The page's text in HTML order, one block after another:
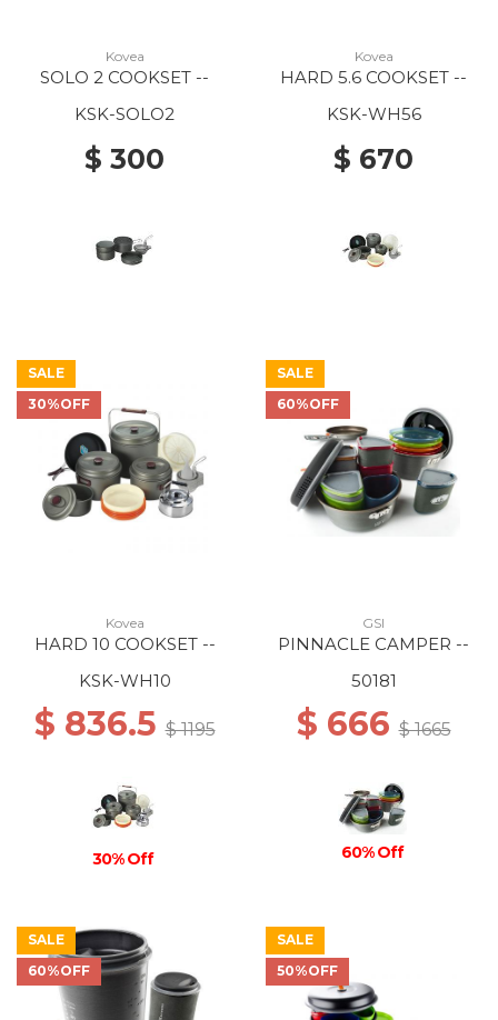
Kovea
SOLO 2 COOKSET --
KSK-SOLO2
$ 300
Kovea
HARD 5.6 COOKSET --
KSK-WH56
$ 670
SALE
30%OFF
Kovea
HARD 10 COOKSET --
KSK-WH10
$ 836.5$ 1195
30% Off
SALE
60%OFF
GSI
PINNACLE CAMPER --
50181
$ 666$ 1665
60% Off
SALE
60%OFF
SALE
50%OFF